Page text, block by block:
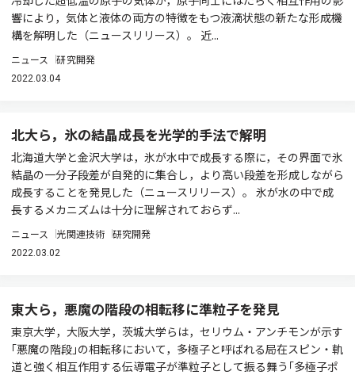
響により，気体と液体の両方の特徴をもつ液滴状態の新たな形成機
構を解明した（ニュースリリース）。 近...
ニュース 研究開発
2022.03.04
北大ら，氷の結晶成長を光学的手法で解明
北海道大学と金沢大学は，氷が水中で成長する際に，その界面で氷
結晶の一分子段差が自発的に集合し，より高い段差を形成しながら
成長することを発見した（ニュースリリース）。 氷が水の中で成
長するメカニズムは十分に理解されておらず...
ニュース 光関連技術 研究開発
2022.03.02
東大ら，悪魔の階段の相転移に準粒子を発見
東京大学，大阪大学，茨城大学らは，セリウム・アンチモンが示す
｢悪魔の階段｣の相転移において，多極子と呼ばれる局在スピン・軌
道と強く相互作用する伝導電子が準粒子として振る舞う｢多極子ポ